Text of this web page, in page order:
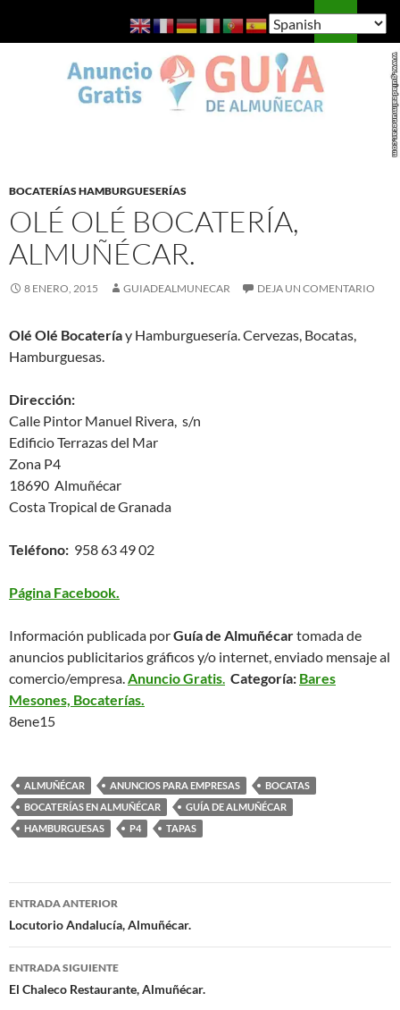
Guía de Almuñécar
MENÚ
BOCATERÍAS HAMBURGUESERÍAS
OLÉ OLÉ BOCATERÍA,
ALMUÑÉCAR.
8 ENERO, 2015 GUIADEALMUNECAR DEJA UN COMENTARIO
Olé Olé Bocateríay Hamburguesería. Cervezas, Bocatas,
Hamburguesas.
Dirección:
Calle Pintor Manuel Rivera, s/n
Edificio Terrazas del Mar
Zona P4
18690 Almuñécar
Costa Tropical de Granada
Teléfono: 958 63 49 02
Página Facebook.
Información publicada porGuía de Almuñécartomada de
anuncios publicitarios gráficos y/o internet, enviado mensaje al
comercio/empresa. Anuncio Gratis Categoría: Bares
Mesones, Bocaterías.
8ene15
ALMUÑÉCAR ANUNCIOS PARA EMPRESAS
BOCATAS
BOCATERÍAS EN ALMUÑÉCAR
GUÍA DE ALMUÑÉCAR
HAMBURGUESAS
P4 TAPAS
Navegación
de
entradas
ENTRADA ANTERIOR
Locutorio Andalucía, Almuñécar.
ENTRADA SIGUIENTE
El Chaleco Restaurante, Almuñécar.